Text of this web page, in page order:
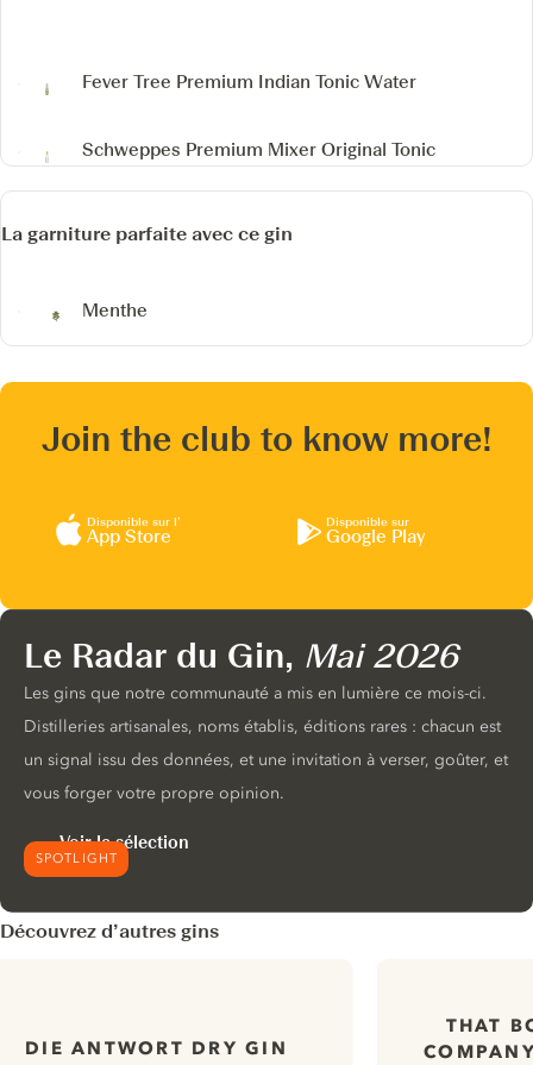
Fever Tree Premium Indian Tonic Water
Schweppes Premium Mixer Original Tonic
La garniture parfaite avec ce gin
Menthe
Join the club to know more!
Disponible sur l’
App Store
Disponible sur
Google Play
SPOTLIGHT
Le Radar du Gin, Mai 2026
Les gins que notre communauté a mis en lumière ce mois-ci.
Distilleries artisanales, noms établis, éditions rares : chacun est
un signal issu des données, et une invitation à verser, goûter, et
vous forger votre propre opinion.
Voir la sélection
Découvrez d’autres gins
DIE ANTWORT DRY GIN
THAT